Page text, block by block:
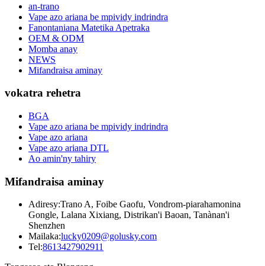
an-trano
Vape azo ariana be mpividy indrindra
Fanontaniana Matetika Apetraka
OEM & ODM
Momba anay
NEWS
Mifandraisa aminay
vokatra rehetra
BGA
Vape azo ariana be mpividy indrindra
Vape azo ariana
Vape azo ariana DTL
Ao amin'ny tahiry
Mifandraisa aminay
Adiresy:Trano A, Foibe Gaofu, Vondrom-piarahamonina
Gongle, Lalana Xixiang, Distrikan'i Baoan, Tanànan'i
Shenzhen
Mailaka:lucky0209@golusky.com
Tel:8613427902911